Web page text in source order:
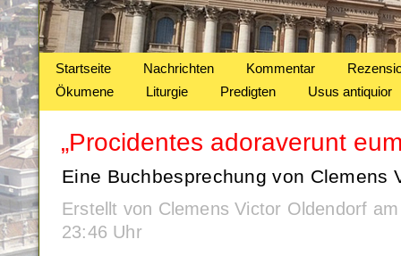
Startseite Nachrichten Kommentar
Ökumene
Liturgie Predigten Usus antiquior
„Procidentes adoraverunt
Eine Buchbesprechung von Clemens
Erstellt von Clemens Victor Oldendorf
23:46 Uhr